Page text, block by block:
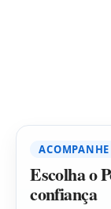
Escolha o
confiança